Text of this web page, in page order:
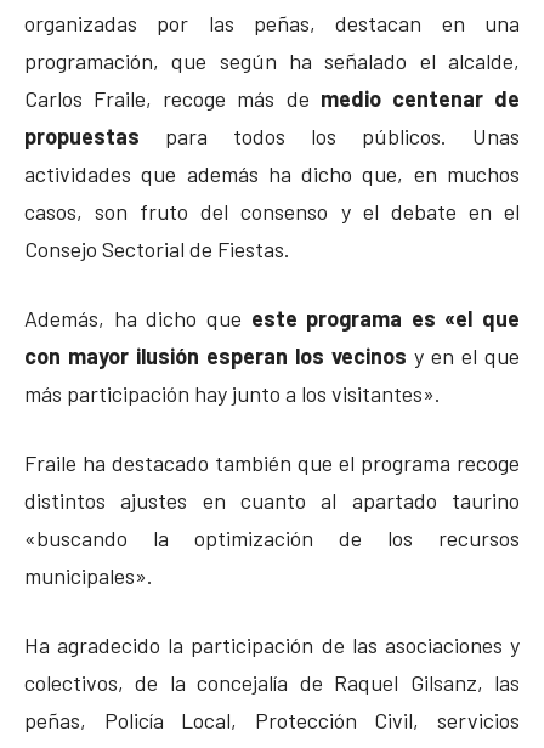
organizadas por las peñas, destacan en una
programación, que según ha señalado el alcalde,
Carlos Fraile, recoge más de medio centenar de
propuestas para todos los públicos. Unas
actividades que además ha dicho que, en muchos
casos, son fruto del consenso y el debate en el
Consejo Sectorial de Fiestas.
Además, ha dicho que este programa es «el que
con mayor ilusión esperan los vecinos y en el que
más participación hay junto a los visitantes».
Fraile ha destacado también que el programa recoge
distintos ajustes en cuanto al apartado taurino
«buscando la optimización de los recursos
municipales».
Ha agradecido la participación de las asociaciones y
colectivos, de la concejalía de Raquel Gilsanz, las
peñas, Policía Local, Protección Civil, servicios